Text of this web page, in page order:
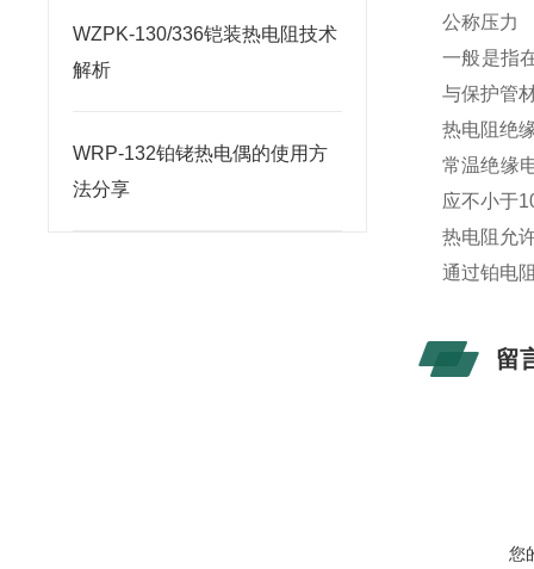
WZPK-130/336铠装热电阻技术
解析
WRP-132铂铑热电偶的使用方
法分享
公称压力
一般是指
与保护管
热电阻绝
常温绝缘
应不小于
热电阻允
通过铂电
留
您